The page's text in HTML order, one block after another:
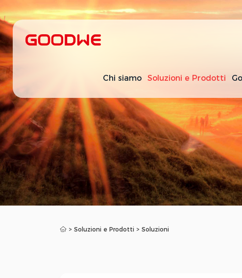
Chi siamo Soluzioni e Prodotti
> Soluzioni e Prodotti > Soluzioni